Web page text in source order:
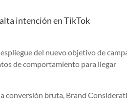
intención en TikTok
del nuevo objetivo de
de comportamiento para llegar
conversión bruta, Brand